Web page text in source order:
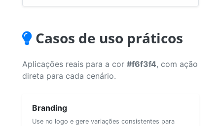
Casos de uso práticos
Aplicações reais para a cor #f6f3f4, com ação
direta para cada cenário.
Branding
Use no logo e gere variações consistentes para